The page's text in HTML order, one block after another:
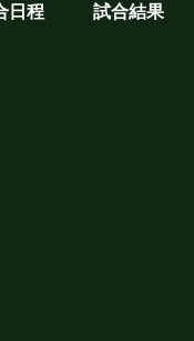
日程 試合結果